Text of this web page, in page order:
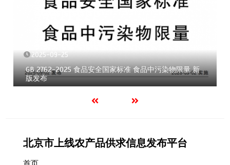
2025-09-25
GB 2762-2025 食品安全国家标准 食品中污染物限量 新
版发布
北京市上线农产品供求信息发布平台